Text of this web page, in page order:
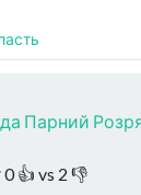
Парний
0👍 vs 2 👎